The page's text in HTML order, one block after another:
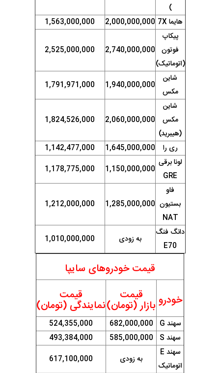
)
هایما 7X 2,000,000,000
1,563,000,000
پیکاپ
فوتون
(اتوماتیک)
2,740,000,000
2,525,000,000
شاین
مکس
1,940,000,000
1,791,971,000
شاین
مکس
(هیبرید)
2,060,000,000
1,824,526,000
ری را 1,645,000,000
1,142,477,000
لونا برقی
GRE
1,150,000,000
1,178,775,000
فاو
بستیون
NAT
1,285,000,000
1,212,000,000
دانگ فنگ
E70
به زودی 1,010,000,000
قیمت خودروهای سایپا
خودرو
قیمت
بازار (تومان)
قیمت
نمایندگی (تومان)
سهند G 682,000,000
524,355,000
سهند S
585,000,000
493,384,000
سهند E
اتوماتیک
به زودی
617,100,000